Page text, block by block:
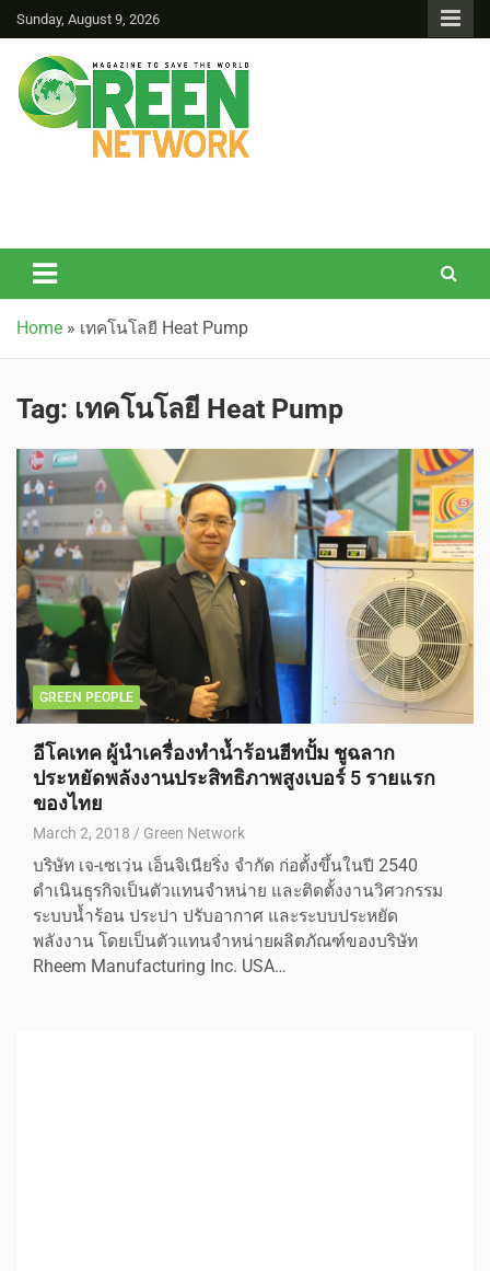
Sunday, August 9, 2026
Home » เทคโนโลยี Heat Pump
Tag: เทคโนโลยี Heat Pump
GREEN PEOPLE
อีโคเทค ผู้นำเครื่องทำน้ำร้อนฮีทปั้ม ชูฉลาก
ประหยัดพลังงานประสิทธิภาพสูงเบอร์ 5 รายแรก
ของไทย
March 2, 2018 Green Network
บริษัท เจ-เซเว่น เอ็นจิเนียริ่ง จำกัด ก่อตั้งขึ้นในปี 2540
ดำเนินธุรกิจเป็นตัวแทนจำหน่าย และติดตั้งงานวิศวกรรม
ระบบน้ำร้อน ประปา ปรับอากาศ และระบบประหยัด
พลังงาน โดยเป็นตัวแทนจำหน่ายผลิตภัณฑ์ของบริษัท
Rheem Manufacturing Inc. USA…